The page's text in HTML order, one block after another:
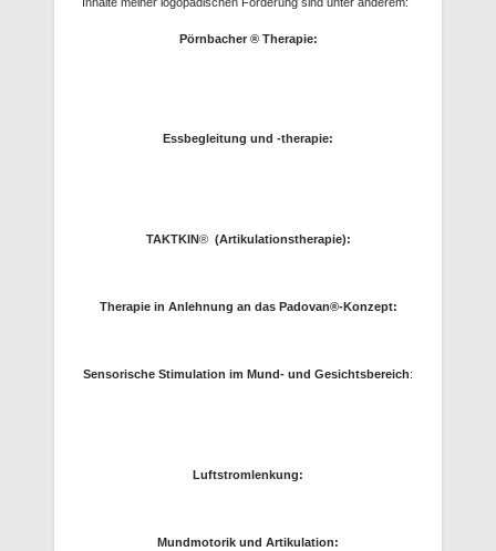
Pörnbacher ® Therapie:
Essbegleitung und -therapie:
TAKTKIN®(Artikulationstherapie):
Therapie in Anlehnung an das Padovan®-Konzept:
Sensorische Stimulation im Mund- und Gesichtsbereich:
Luftstromlenkung:
Mundmotorik und Artikulation: